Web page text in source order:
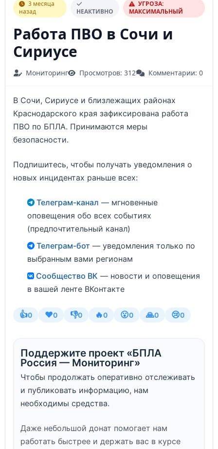
3 месяца
назад
НЕАКТИВНО
УГРОЗА:
МАКСИМАЛЬНЫЙ
Работа ПВО в Сочи и
Сириусе
Мониторинг Просмотров: 312 Комментарии: 0
В Сочи, Сириусе и близлежащих районах
Краснодарского края зафиксирована работа
ПВО по БПЛА. Принимаются меры
безопасности.
Подпишитесь, чтобы получать уведомления о
новых инцидентах раньше всех:
Телеграм-канал — мгновенные
оповещения обо всех событиях
(предпочтительный канал)
Телеграм-бот — уведомления только по
выбранным вами регионам
Сообщество ВК — новости и оповещения
в вашей ленте ВКонтакте
👍0 ❤️0 👎0 🔥0 😮0 🙏0 😢0
Поддержите проект «БПЛА
Россия — Мониторинг»
Чтобы продолжать оперативно отслеживать
и публиковать информацию, нам
необходимы средства.
Даже небольшой донат помогает нам
работать быстрее и держать вас в курсе